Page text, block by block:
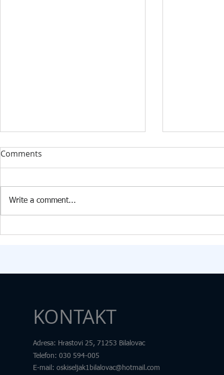
DONACIJA ZA KABINET
osoba i izbjeglica za opremanje
STRUČNI
Comments
Write a comment...
KONTAKT
Adresa: Hrastovi 25, 71253 Bilalovac
Telefon: 030 594-005
E-mail: oskiseljak1bilalovac@hotmail.com